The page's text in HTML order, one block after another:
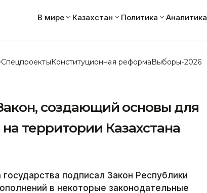
В мире Казахстан Политика Аналитика
СпецпроектыКонституционная реформаВыборы-2026
создающий основы для
территории Казахстана
подписал Закон Республики
в некоторые законодательные